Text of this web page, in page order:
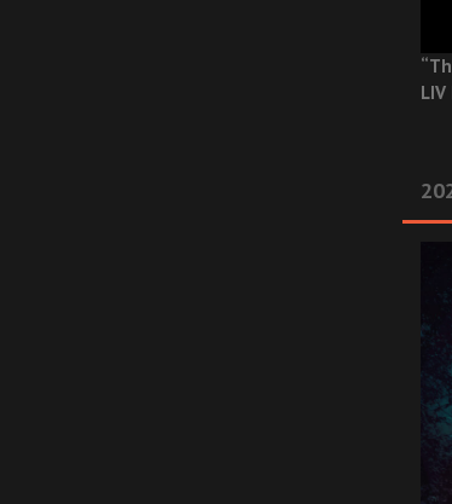
LIV